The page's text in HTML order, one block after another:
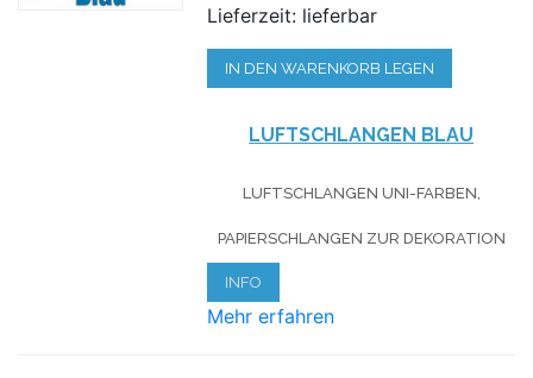
Lieferzeit: lieferbar
IN DEN WARENKORB LEGEN
LUFTSCHLANGEN BLAU
LUFTSCHLANGEN UNI-FARBEN,
PAPIERSCHLANGEN ZUR DEKORATION
INFO
Mehr erfahren